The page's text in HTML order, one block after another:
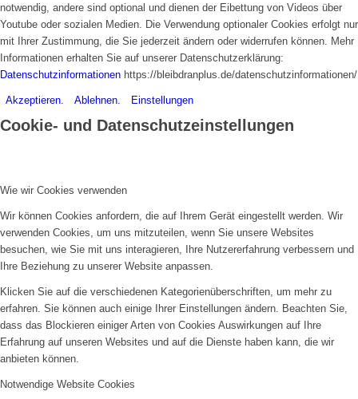
notwendig, andere sind optional und dienen der Eibettung von Videos über
Youtube oder sozialen Medien. Die Verwendung optionaler Cookies erfolgt nur
mit Ihrer Zustimmung, die Sie jederzeit ändern oder widerrufen können. Mehr
Informationen erhalten Sie auf unserer Datenschutzerklärung:
Datenschutzinformationen https://bleibdranplus.de/datenschutzinformationen/
Akzeptieren. Ablehnen. Einstellungen
Cookie- und Datenschutzeinstellungen
Wie wir Cookies verwenden
Wir können Cookies anfordern, die auf Ihrem Gerät eingestellt werden. Wir
verwenden Cookies, um uns mitzuteilen, wenn Sie unsere Websites
besuchen, wie Sie mit uns interagieren, Ihre Nutzererfahrung verbessern und
Ihre Beziehung zu unserer Website anpassen.
Klicken Sie auf die verschiedenen Kategorienüberschriften, um mehr zu
erfahren. Sie können auch einige Ihrer Einstellungen ändern. Beachten Sie,
dass das Blockieren einiger Arten von Cookies Auswirkungen auf Ihre
Erfahrung auf unseren Websites und auf die Dienste haben kann, die wir
anbieten können.
Notwendige Website Cookies